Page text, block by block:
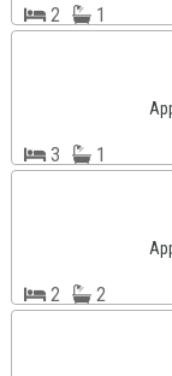
2 1
3
1
2
2